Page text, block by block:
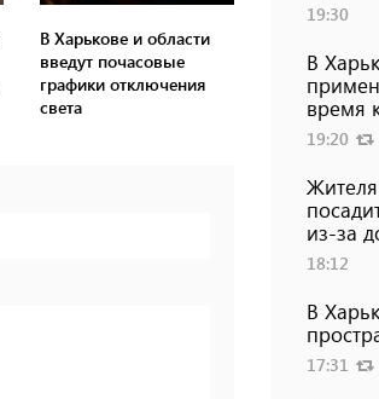
В Харькове и области
введут почасовые
графики отключения
света
19:30
В
время
19:20
из-за
18:12
В
17:31